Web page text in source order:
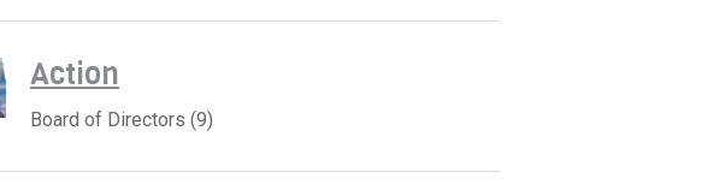
Action
Board of Directors (9)